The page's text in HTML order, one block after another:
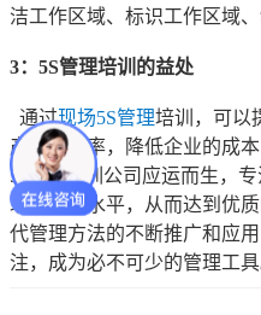
洁工作区域、标识工作区域、
3：5S管理培训的益处
通过现场5S管理培训，可以
产率和效率，降低企业的成
5s管理培训公司应运而生，
现场管理水平，从而达到优
代管理方法的不断推广和应
注，成为必不可少的管理工具